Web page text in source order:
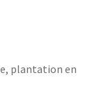
plantation en